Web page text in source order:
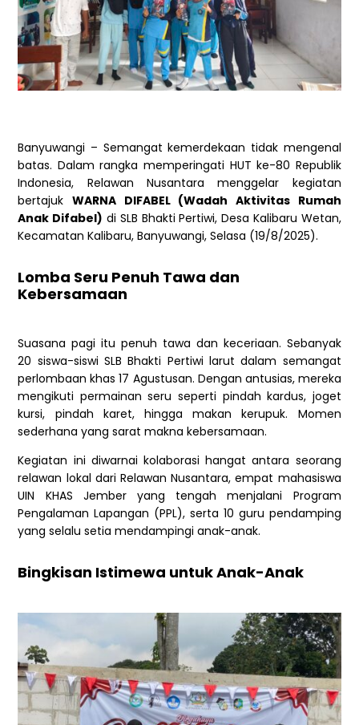
Banyuwangi – Semangat kemerdekaan tidak mengenal
batas. Dalam rangka memperingati HUT ke-80 Republik
Indonesia, Relawan Nusantara menggelar kegiatan
bertajukWARNA DIFABEL (Wadah Aktivitas Rumah
Anak Difabel) di SLB Bhakti Pertiwi, Desa Kalibaru Wetan,
Kecamatan Kalibaru, Banyuwangi, Selasa (19/8/2025).
Lomba Seru Penuh Tawa dan
Kebersamaan
Suasana pagi itu penuh tawa dan keceriaan. Sebanyak
20 siswa-siswi SLB Bhakti Pertiwi larut dalam semangat
perlombaan khas 17 Agustusan. Dengan antusias, mereka
mengikuti permainan seru seperti pindah kardus, joget
kursi, pindah karet, hingga makan kerupuk. Momen
sederhana yang sarat makna kebersamaan.
Kegiatan ini diwarnai kolaborasi hangat antara seorang
relawan lokal dari Relawan Nusantara, empat mahasiswa
UIN KHAS Jember yang tengah menjalani Program
Pengalaman Lapangan (PPL), serta 10 guru pendamping
yang selalu setia mendampingi anak-anak.
Bingkisan Istimewa untuk Anak-Anak